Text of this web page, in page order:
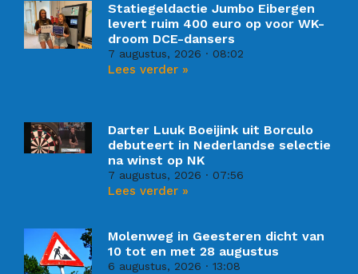
Statiegeldactie Jumbo Eibergen
levert ruim 400 euro op voor WK-
droom DCE-dansers
7 augustus, 2026 08:02
Lees verder »
Darter Luuk Boeijink uit Borculo
debuteert in Nederlandse selectie
na winst op NK
7 augustus, 2026 07:56
Lees verder »
Molenweg in Geesteren dicht van
10 tot en met 28 augustus
6 augustus, 2026 13:08